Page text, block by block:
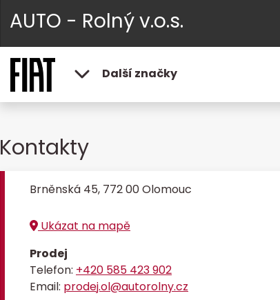
AUTO - Rolný v.o.s.
Další značky
Kontakty
Brněnská 45, 772 00 Olomouc
Ukázat na mapě
Prodej
Telefon: +420 585 423 902
Email: prodej.ol@autorolny.cz